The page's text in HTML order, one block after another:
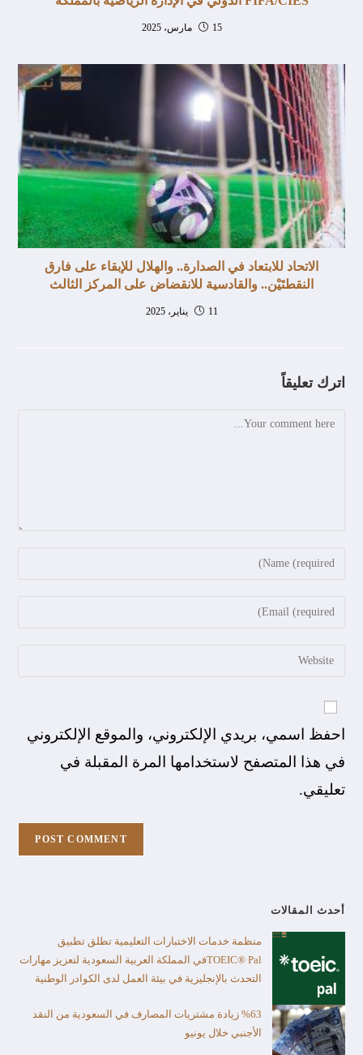
15 مارس، 2025
الاتحاد للابتعاد في الصدارة.. والهلال للإبقاء على فارق
النقطتَيْن.. والقادسية للانقضاض على المركز الثالث
11 يناير، 2025
اترك تعليقاً
احفظ اسمي، بريدي الإلكتروني، والموقع الإلكتروني
في هذا المتصفح لاستخدامها المرة المقبلة في
تعليقي.
أحدث المقالات
منظمة خدمات الاختبارات التعليمية تطلق تطبيق
TOEIC® Palفي المملكة العربية السعودية لتعزيز مهارات
التحدث بالإنجليزية في بيئة العمل لدى الكوادر الوطنية
%63 زيادة مشتريات المصارف في السعودية من النقد
الأجنبي خلال يونيو